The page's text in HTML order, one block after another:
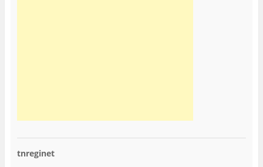
tnreginet